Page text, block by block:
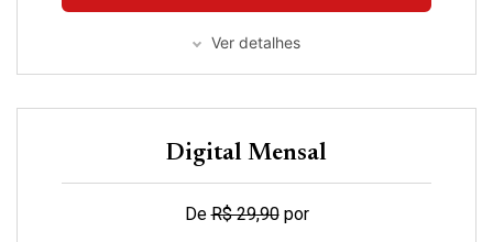
Ver detalhes
Digital Mensal
DeR$ 29,90por